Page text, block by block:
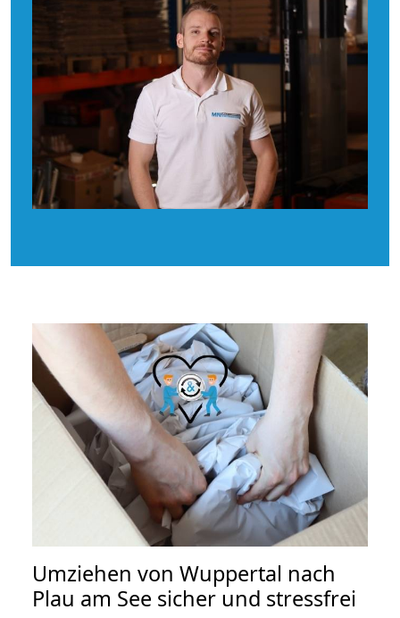
Umziehen von Wuppertal nach
Plau am See sicher und stressfrei